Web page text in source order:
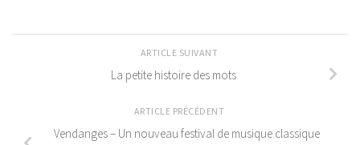
ARTICLE SUIVANT
La petite histoire des mots
ARTICLE PRÉCÉDENT
Vendanges – Un nouveau festival de musique classique